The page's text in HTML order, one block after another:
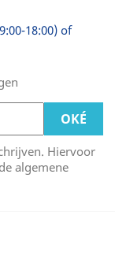
18:00) of
Hiervoor
algemene